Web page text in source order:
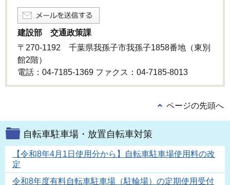
建設部 交通政策課
〒270-1192 千葉県我孫子市我孫子1858番地（東別
館2階）
電話：04-7185-1369 ファクス：04-7185-8013
ページの先頭へ
自転車駐車場・放置自転車対策
【令和8年4月1日使用分から】自転車駐車場使用料の改
定
令和8年度有料自転車駐車場（駐輪場）の定期使用受付